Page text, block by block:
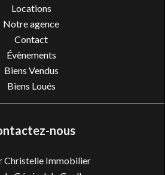
Locations
Notre agence
Contact
Évènements
Biens Vendus
Biens Loués
nous
Christelle Immobilier